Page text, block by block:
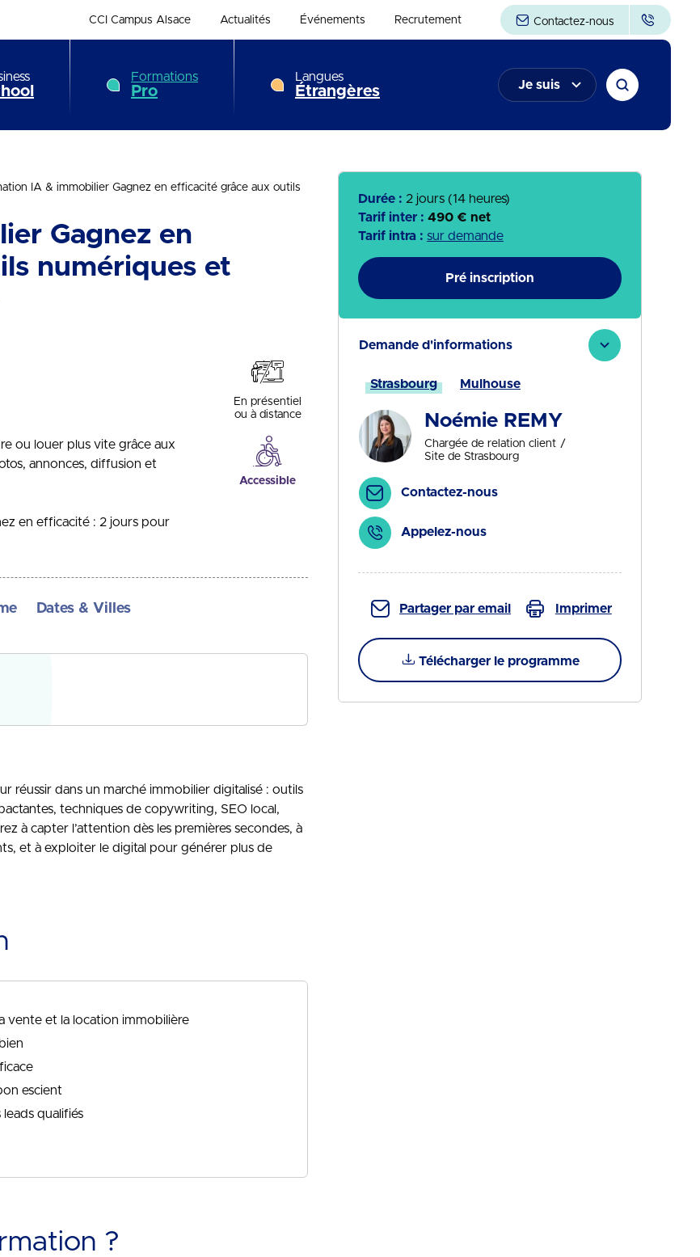
CCI Campus Alsace Actualités Événements Recrutement Contactez-nous
Formations
Pro
Langues
Étrangères Je suis
IA & immobilier Gagnez en efficacité grâce aux outils
Gagnez en
numériques et
ou louer plus vite grâce aux
annonces, diffusion et
en efficacité : 2 jours pour
En présentiel
ou à distance
Accessible
Dates & Villes
Durée : 2 jours (14 heures)
Tarif inter : 490 € net
Tarif intra : sur demande
Pré inscription
Demande d'informations
Strasbourg Mulhouse
Noémie REMY
Chargée de relation client
Site de Strasbourg
Contactez-nous
Appelez-nous
Partager par email Imprimer
Télécharger le programme
réussir dans un marché immobilier digitalisé : outils
techniques de copywriting, SEO local,
à capter l’attention dès les premières secondes, à
et à exploiter le digital pour générer plus de
vente et la location immobilière
escient
qualifiés
?